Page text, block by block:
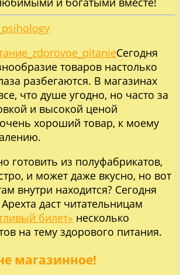
Сегодня
товаров настолько
разбегаются. В магазинах
что душе угодно, но часто за
и высокой ценой
хороший товар, к моему
готовить из полуфабрикатов,
и может даже вкусно, но вот
внутри находится? Сегодня
даст читательницам
билет» несколько
на тему здорового питания.
магазинное!